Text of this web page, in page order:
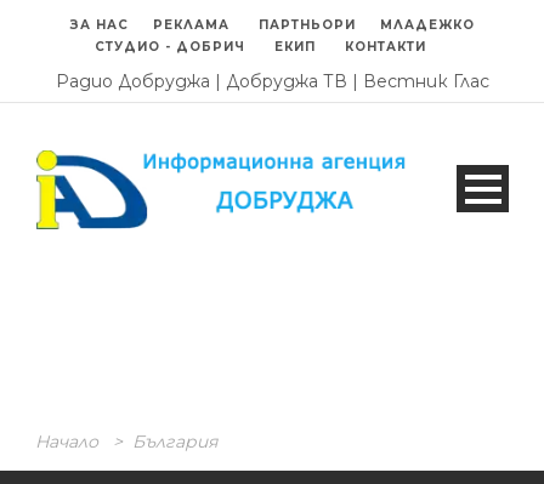
ЗА НАС РЕКЛАМА ПАРТНЬОРИ
МЛАДЕЖКО
СТУДИО - ДОБРИЧ
ЕКИП КОНТАКТИ
Радио Добруджа | Добруджа ТВ | Вестник Глас
Начало > България